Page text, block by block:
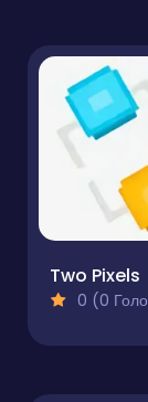
Two Pixels
0 (0